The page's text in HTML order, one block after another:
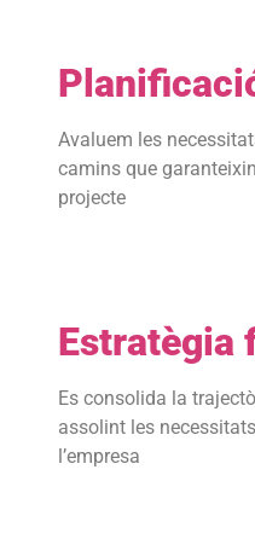
Avaluem les
camins que
projecte
Estratègia
Es consolida la
assolint les
l’empresa